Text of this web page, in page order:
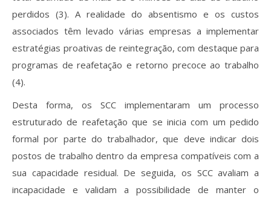
perdidos (3). A realidade do absentismo e os custos
associados têm levado várias empresas a implementar
estratégias proativas de reintegração, com destaque para
programas de reafetação e retorno precoce ao trabalho
(4).
Desta forma, os SCC implementaram um processo
estruturado de reafetação que se inicia com um pedido
formal por parte do trabalhador, que deve indicar dois
postos de trabalho dentro da empresa compatíveis com a
sua capacidade residual. De seguida, os SCC avaliam a
incapacidade e validam a possibilidade de manter o